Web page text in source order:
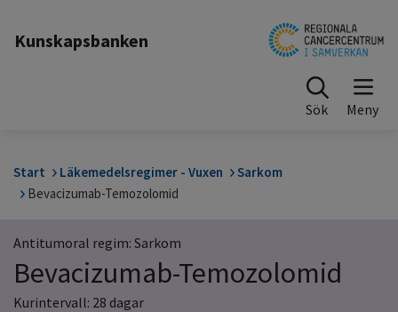
Kunskapsbanken
Sök
Start Läkemedelsregimer - Vuxen
Sarkom
Bevacizumab-Temozolomid
Antitumoral regim: Sarkom
Bevacizumab-Temozolomid
Kurintervall: 28 dagar